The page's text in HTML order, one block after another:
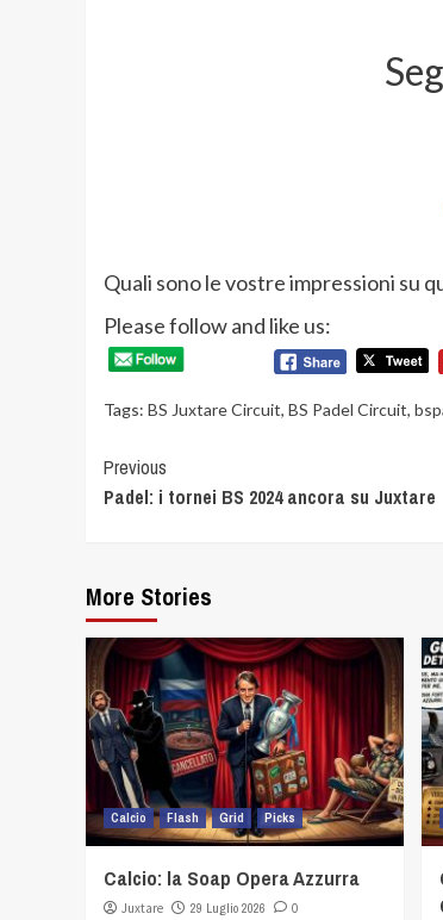
Quali sono le vostre impressioni su
Please follow and like us:
Tags: BS Juxtare Circuit, BS Padel Circuit,
Continue
Reading
Previous
Padel: i tornei BS 2024 ancora su Juxtare
More Stories
Calcio Flash Grid Picks
Calcio: la Soap Opera Azzurra
Juxtare 29 Luglio 2026 0